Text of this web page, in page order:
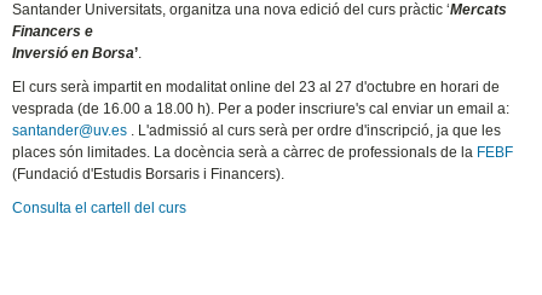
Santander Universitats, organitza una nova edició del curs pràctic ‘Mercats
Financers e
Inversió en Borsa’.
El curs serà impartit en modalitat online del 23 al 27 d'octubre en horari de
vesprada (de 16.00 a 18.00 h). Per a poder inscriure's cal enviar un email a:
santander@uv.es . L'admissió al curs serà per ordre d'inscripció, ja que les
places són limitades. La docència serà a càrrec de professionals de la FEBF
(Fundació d'Estudis Borsaris i Financers).
Consulta el cartell del curs